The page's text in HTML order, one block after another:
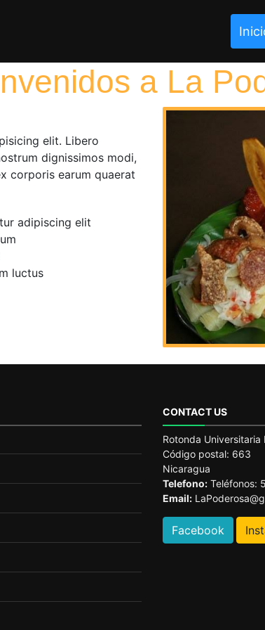
a La
elit. Libero
dignissimos modi,
corporis earum quaerat
adipiscing elit
luctus
CONTACT US
Rotonda
Código postal: 663
Nicaragua
Telefono: Teléfonos:
Email:
Facebook